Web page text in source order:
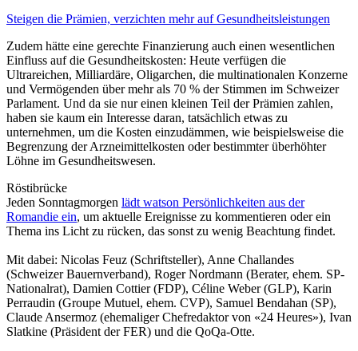
Steigen die Prämien, verzichten mehr auf Gesundheitsleistungen
Zudem hätte eine gerechte Finanzierung auch einen wesentlichen
Einfluss auf die Gesundheitskosten: Heute verfügen die
Ultrareichen, Milliardäre, Oligarchen, die multinationalen Konzerne
und Vermögenden über mehr als 70 % der Stimmen im Schweizer
Parlament. Und da sie nur einen kleinen Teil der Prämien zahlen,
haben sie kaum ein Interesse daran, tatsächlich etwas zu
unternehmen, um die Kosten einzudämmen, wie beispielsweise die
Begrenzung der Arzneimittelkosten oder bestimmter überhöhter
Löhne im Gesundheitswesen.
Röstibrücke
Jeden Sonntagmorgen lädt watson Persönlichkeiten aus der
Romandie ein, um aktuelle Ereignisse zu kommentieren oder ein
Thema ins Licht zu rücken, das sonst zu wenig Beachtung findet.
Mit dabei: Nicolas Feuz (Schriftsteller), Anne Challandes
(Schweizer Bauernverband), Roger Nordmann (Berater, ehem. SP-
Nationalrat), Damien Cottier (FDP), Céline Weber (GLP), Karin
Perraudin (Groupe Mutuel, ehem. CVP), Samuel Bendahan (SP),
Claude Ansermoz (ehemaliger Chefredaktor von «24 Heures»), Ivan
Slatkine (Präsident der FER) und die QoQa-Otte.